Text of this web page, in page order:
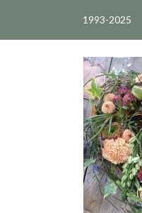
1993-2025